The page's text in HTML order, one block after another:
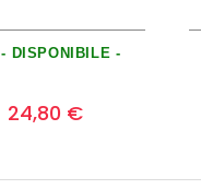
- DISPONIBILE -
100,00 €